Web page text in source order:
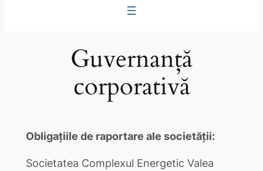
Guvernanță
corporativă
Obligațiile de raportare ale societății:
Societatea Complexul Energetic Valea